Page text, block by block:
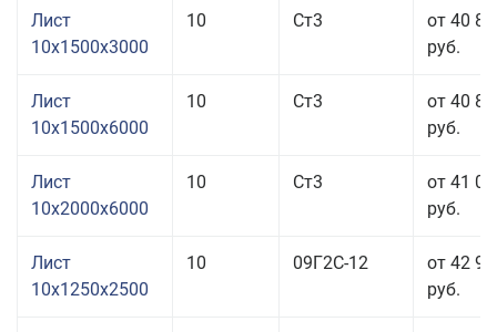
Лист
10x1500x3000
10 Ст3
от 40
руб.
Лист
10x1500x6000
10 Ст3
от 40
руб.
Лист
10x2000x6000
10 Ст3
от 41
руб.
Лист
10x1250x2500
10 09Г2С-12
от 42
руб.